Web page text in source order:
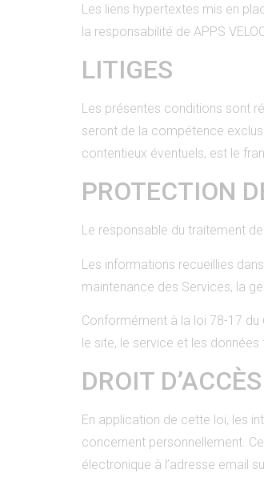
Les liens hypertextes mis en
la responsabilité de APPS
LITIGES
Les présentes conditions sont
seront de la compétence
contentieux éventuels, est le
PROTECTION
Le responsable du traitement
Les informations recueillies
maintenance des Services, la
Conformément à la loi 78-17 du
le site, le service et les
DROIT D’ACCÈS
En application de cette loi, les
concernent personnellement.
électronique à l’adresse email